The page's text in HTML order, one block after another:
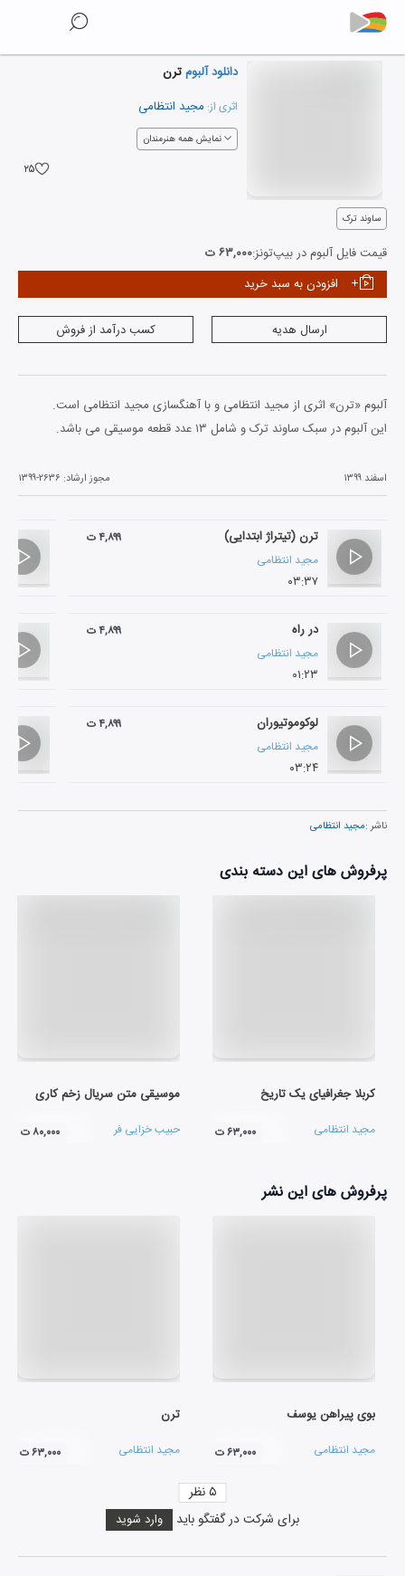
دانلود آلبومترن
اثری از: مجید انتظامی
نمایش همه هنرمندان
۲۵
ساوند ترک
قیمت فایل آلبوم در بیپ‌تونز:۶۳,۰۰۰ ت
افزودن به سبد خرید
ارسال هدیه کسب درآمد از فروش
آلبوم «ترن» اثری از مجید انتظامی و با آهنگسازی مجید انتظامی است.
این آلبوم در سبک ساوند ترک و شامل ۱۳ عدد قطعه موسیقی می باشد.
اسفند ۱۳۹۹ مجوز ارشاد: ۱۳۹۹-۲۶۳۶
ترن (تیتراژ ابتدایی)
مجید انتظامی
۰۳:۳۷
۴,۸۹۹ ت
در راه
مجید انتظامی
۰۱:۲۳
۴,۸۹۹ ت
لوکوموتیوران
مجید انتظامی
۰۳:۲۴
۴,۸۹۹ ت
ناشر :مجید انتظامی
پرفروش های این دسته بندی
کربلا جغرافیای یک تاریخ
مجید انتظامی ۶۳,۰۰۰ ت
موسیقی متن سریال زخم کاری
حبیب خزایی فر ۸۰,۰۰۰ ت
پرفروش های این نشر
بوی پیراهن یوسف
مجید انتظامی ۶۳,۰۰۰ ت
ترن
مجید انتظامی ۶۳,۰۰۰ ت
برای شرکت در گفتگو باید وارد شوید
۵نظر